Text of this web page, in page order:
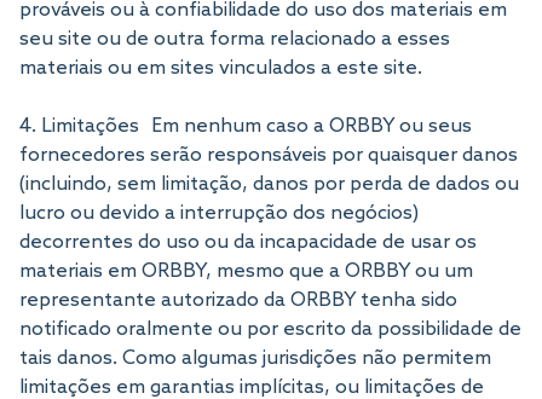
prováveis ​​ou à confiabilidade do uso dos materiais em
seu site ou de outra forma relacionado a esses
materiais ou em sites vinculados a este site.
4. Limitações Em nenhum caso a ORBBY ou seus
fornecedores serão responsáveis ​​por quaisquer danos
(incluindo, sem limitação, danos por perda de dados ou
lucro ou devido a interrupção dos negócios)
decorrentes do uso ou da incapacidade de usar os
materiais em ORBBY, mesmo que a ORBBY ou um
representante autorizado da ORBBY tenha sido
notificado oralmente ou por escrito da possibilidade de
tais danos. Como algumas jurisdições não permitem
limitações em garantias implícitas, ou limitações de